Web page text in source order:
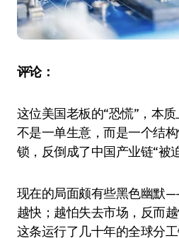
评论：
这位美国老板的“恐慌”，本
不是一单生意，而是一个结
锁，反倒成了中国产业链“被
现在的局面颇有些黑色幽默
越快；越怕失去市场，反而
这条运行了几十年的全球分